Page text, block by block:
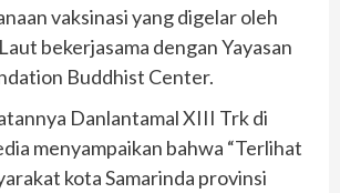
vaksinasi yang digelar oleh
bekerjasama dengan Yayasan
Buddhist Center.
Danlantamal XIII Trk di
menyampaikan bahwa “Terlihat
kota Samarinda provinsi